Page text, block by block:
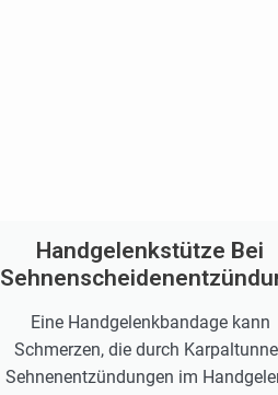
Handgelenkstütze Bei
Eine Handgelenkbandage kann
Schmerzen, die durch
Sehnenentzündungen im